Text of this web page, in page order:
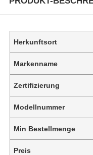
Herkunftsort
Markenname
Zertifizierung
Modellnummer
Min Bestellmenge
Preis